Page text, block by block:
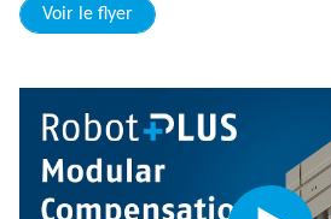
Voir le flyer